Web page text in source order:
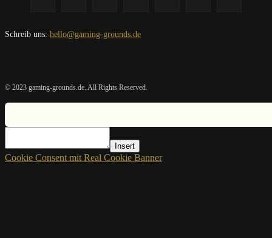
Schreib uns: hello@gaming-grounds.de
© 2023 gaming-grounds.de. All Rights Reserved.
Insert
Cookie Consent mit Real Cookie Banner